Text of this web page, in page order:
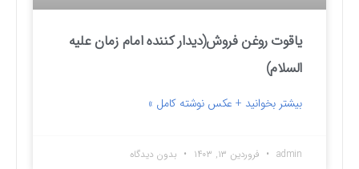
یاقوت روغن فروش(دیدار کننده امام زمان علیه
السلام)
بیشتر بخوانید + عکس نوشته کامل »
admin فروردین ۱۳, ۱۴۰۳ بدون دیدگاه